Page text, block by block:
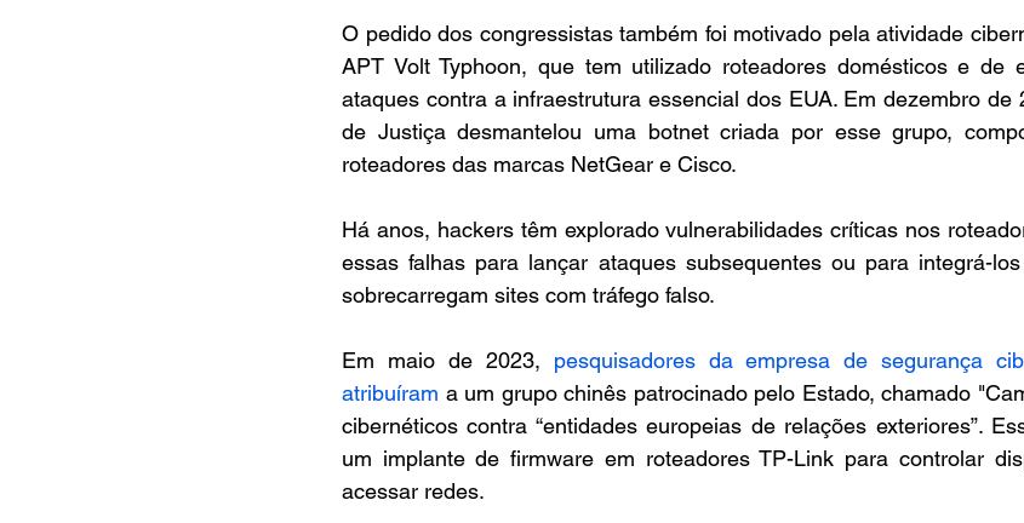
O pedido dos congressistas também foi motivado pela atividade
APT Volt Typhoon, que tem utilizado roteadores domésticos e de
ataques contra a infraestrutura essencial dos EUA. Em dezembro de
de Justiça desmantelou uma botnet criada por esse grupo,
roteadores das marcas NetGear e Cisco.
Há anos, hackers têm explorado vulnerabilidades críticas nos
essas falhas para lançar ataques subsequentes ou para integrá-
sobrecarregam sites com tráfego falso.
Em maio de 2023, pesquisadores da empresa de segurança
atribuíram a um grupo chinês patrocinado pelo Estado, chamado
cibernéticos contra “entidades europeias de relações exteriores”.
um implante de firmware em roteadores TP-Link para controlar
acessar redes.